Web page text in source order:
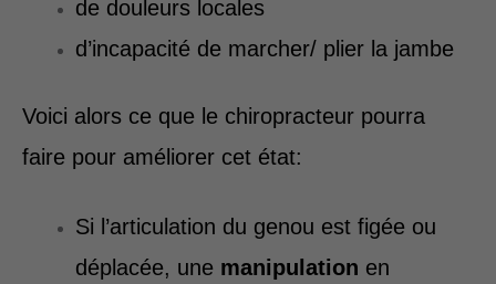
de douleurs locales
d’incapacité de marcher/ plier la jambe
Voici alors ce que le chiropracteur pourra
faire pour améliorer cet état:
Si l’articulation du genou est figée ou
déplacée, une manipulation en